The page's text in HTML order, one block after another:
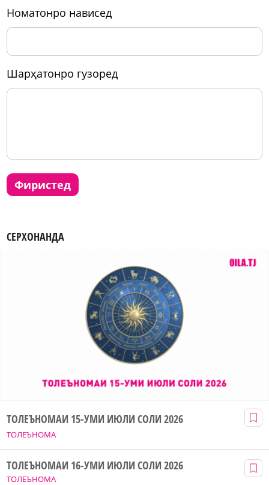
номатонро нависед
шарҳатонро гузоред
фиристед
СЕРХОНАНДА
ТОЛЕЪНОМА
ТОЛЕЪНОМАИ 15-УМИ ИЮЛИ СОЛИ 2026
ТОЛЕЪНОМА
ТОЛЕЪНОМАИ 16-УМИ ИЮЛИ СОЛИ 2026